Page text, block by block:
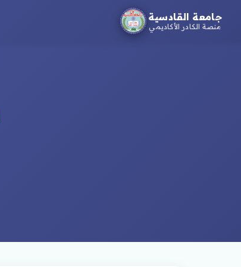
جامعة القادسية
منصة الكادر الأكاديمي